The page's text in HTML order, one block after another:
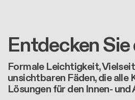
Entdecken
Formale Leichtigkeit,
unsichtbaren Fäden, die
Lösungen für den Innen- und